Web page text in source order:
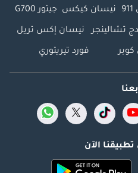
نيسان كيكس جيتور G700
تشالينجر نيسان إكس تريل
كوبر فورد تيريتوري
الآن